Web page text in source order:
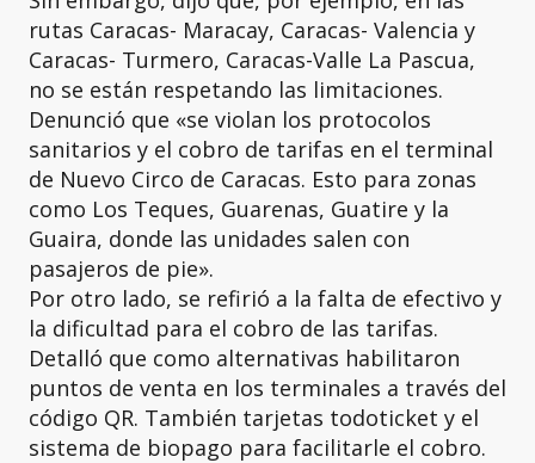
rutas Caracas- Maracay, Caracas- Valencia y
Caracas- Turmero, Caracas-Valle La Pascua,
no se están respetando las limitaciones.
Denunció que «se violan los protocolos
sanitarios y el cobro de tarifas en el terminal
de Nuevo Circo de Caracas. Esto para zonas
como Los Teques, Guarenas, Guatire y la
Guaira, donde las unidades salen con
pasajeros de pie».
Por otro lado, se refirió a la falta de efectivo y
la dificultad para el cobro de las tarifas.
Detalló que como alternativas habilitaron
puntos de venta en los terminales a través del
código QR. También tarjetas todoticket y el
sistema de biopago para facilitarle el cobro.